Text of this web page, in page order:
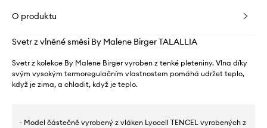
O produktu
Svetr z vlněné směsi By Malene Birger TALALLIA
Svetr z kolekce By Malene Birger vyroben z tenké pleteniny. Vlna díky
svým vysokým termoregulačním vlastnostem pomáhá udržet teplo,
když je zima, a chladit, když je teplo.
- Model částečně vyrobený z vláken Lyocell TENCEL vyrobených z